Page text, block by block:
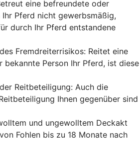
eine befreundete oder
Ihr Pferd nicht gewerbsmäßig,
durch Ihr Pferd entstandene
Fremdreiterrisikos: Reitet eine
bekannte Person Ihr Pferd, ist diese
Reitbeteiligung: Auch die
Ihnen gegenüber sind
und ungewolltem Deckakt
Fohlen bis zu 18 Monate nach